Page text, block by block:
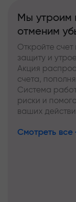
Мы утроим
отменим
Откройте
защиту и
Акция
счета,
Система
риски и
ваших
Смотреть все